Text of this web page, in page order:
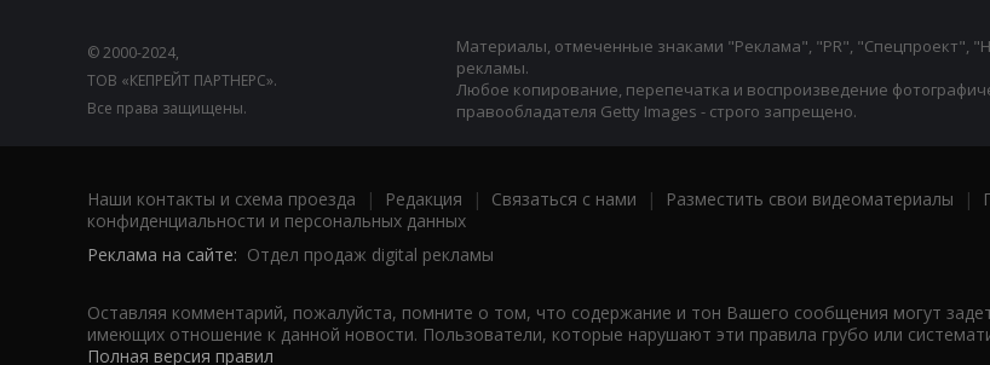
© 2000-2024,
ТОВ «КЕПРЕЙТ ПАРТНЕРС».
Все права защищены.
Материалы, отмеченные знаками "Реклама", "PR", "Спецпроект",
рекламы.
Любое копирование, перепечатка и воспроизведение
правообладателя Getty Images - строго запрещено.
Наши контакты и схема проезда | Редакция | Связаться с нами | Разместить свои видеоматериалы |
конфиденциальности и персональных данных
Реклама на сайте: Отдел продаж digital рекламы
Оставляя комментарий, пожалуйста, помните о том, что содержание и тон Вашего сообщения могут
имеющих отношение к данной новости. Пользователи, которые нарушают эти правила грубо или
Полная версия правил